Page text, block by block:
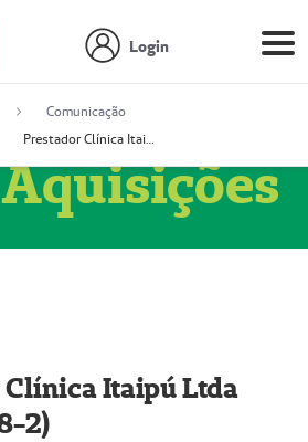
Login
Comunicação
Prestador Clínica Itaipú Ltda (51004348-2)
Clínica Itaipú Ltda
2)